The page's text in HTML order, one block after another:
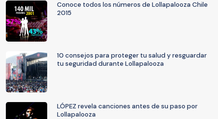
Conoce todos los números de Lollapalooza Chile
2015
10 consejos para proteger tu salud y resguardar
tu seguridad durante Lollapalooza
LÓPEZ revela canciones antes de su paso por
Lollapalooza